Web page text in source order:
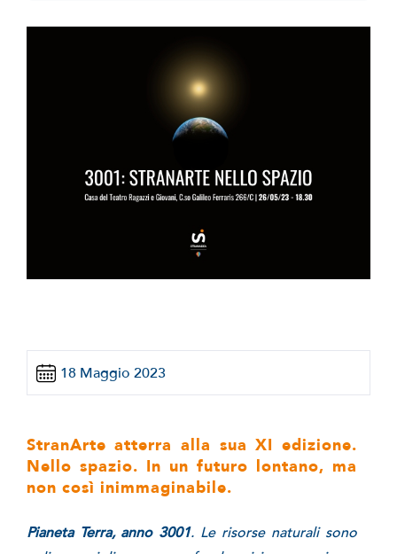
18 Maggio 2023
StranArte atterra alla sua XI edizione.
Nello spazio. In un futuro lontano, ma
non così inimmaginabile.
Pianeta Terra, anno 3001. Le risorse naturali sono